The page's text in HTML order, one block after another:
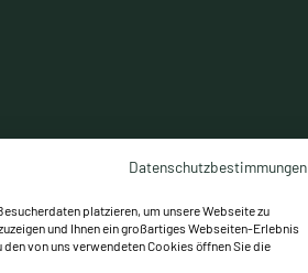
Datenschutzbestimmungen
platzieren, um unsere Webseite zu
und Ihnen ein großartiges Webseiten-Erlebnis
von uns verwendeten Cookies öffnen Sie die